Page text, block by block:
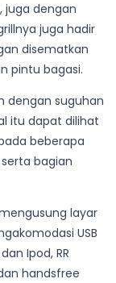
juga dengan
juga hadir
disematkan
pintu bagasi.
dengan suguhan
itu dapat dilihat
beberapa
bagian
layar
USB
Ipod, RR
handsfree